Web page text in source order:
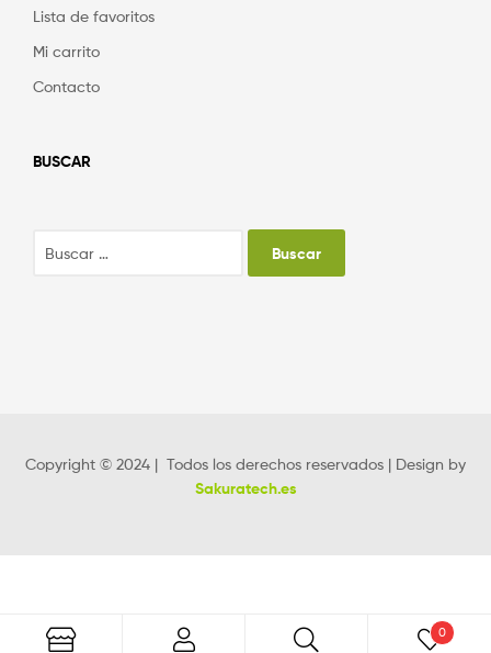
Lista de favoritos
Mi carrito
Contacto
BUSCAR
Copyright © 2024 | Todos los derechos reservados | Design by
Sakuratech.es
0